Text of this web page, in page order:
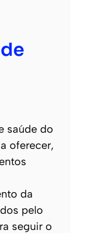
saúde do
oferecer,
da
pelo
seguir o